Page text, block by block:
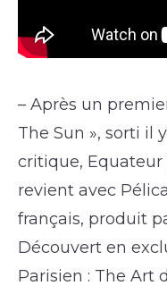
– Après un
The Sun », sorti il
critique, Equateur
revient avec
français, produit
Découvert en
Parisien : The Art